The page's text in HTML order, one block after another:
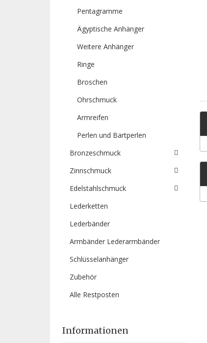
Pentagramme
Ägyptische Anhänger
Weitere Anhänger
Ringe
Broschen
Ohrschmuck
Armreifen
Perlen und Bartperlen
Bronzeschmuck
Zinnschmuck
Edelstahlschmuck
Lederketten
Lederbänder
Armbänder Lederarmbänder
Schlüsselanhänger
Zubehör
Alle Restposten
Informationen